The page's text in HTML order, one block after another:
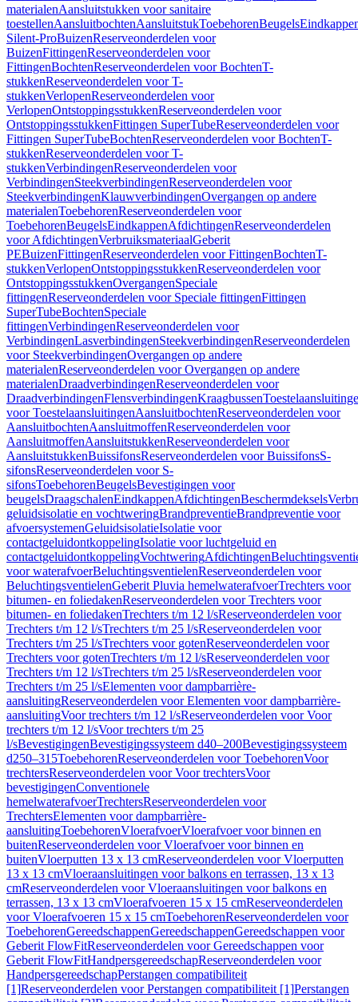
materialenAansluitstukken voor sanitaire
toestellenAansluitbochtenAansluitstukToebehorenBeugels
Silent-ProBuizenReserveonderdelen voor
BuizenFittingenReserveonderdelen voor
FittingenBochtenReserveonderdelen voor BochtenT-
stukkenReserveonderdelen voor T-
stukkenVerlopenReserveonderdelen voor
VerlopenOntstoppingsstukkenReserveonderdelen voor
OntstoppingsstukkenFittingen SuperTubeReserveonderdelen voor
Fittingen SuperTubeBochtenReserveonderdelen voor BochtenT-
stukkenReserveonderdelen voor T-
stukkenVerbindingenReserveonderdelen voor
VerbindingenSteekverbindingenReserveonderdelen voor
SteekverbindingenKlauwverbindingenOvergangen op andere
materialenToebehorenReserveonderdelen voor
ToebehorenBeugelsEindkappenAfdichtingenReserveonderdelen
voor AfdichtingenVerbruiksmateriaalGeberit
PEBuizenFittingenReserveonderdelen voor FittingenBochtenT-
stukkenVerlopenOntstoppingsstukkenReserveonderdelen voor
OntstoppingsstukkenOvergangenSpeciale
fittingenReserveonderdelen voor Speciale fittingenFittingen
SuperTubeBochtenSpeciale
fittingenVerbindingenReserveonderdelen voor
VerbindingenLasverbindingenSteekverbindingenReserveonderdelen
voor SteekverbindingenOvergangen op andere
materialenReserveonderdelen voor Overgangen op andere
materialenDraadverbindingenReserveonderdelen voor
DraadverbindingenFlensverbindingenKraagbussen
voor ToestelaansluitingenAansluitbochtenReserveonderdelen voor
AansluitbochtenAansluitmoffenReserveonderdelen voor
AansluitmoffenAansluitstukkenReserveonderdelen voor
AansluitstukkenBuissifonsReserveonderdelen voor BuissifonsS-
sifonsReserveonderdelen voor S-
sifonsToebehorenBeugelsBevestigingen voor
beugelsDraagschalenEindkappenAfdichtingenBeschermdeksels
geluidsisolatie en vochtweringBrandpreventieBrandpreventie voor
afvoersystemenGeluidsisolatieIsolatie voor
contactgeluidontkoppelingIsolatie voor luchtgeluid en
contactgeluidontkoppelingVochtweringAfdichtingen
voor waterafvoerBeluchtingsventielenReserveonderdelen voor
BeluchtingsventielenGeberit Pluvia hemelwaterafvoerTrechters voor
bitumen- en foliedakenReserveonderdelen voor Trechters voor
bitumen- en foliedakenTrechters t/m 12 l/sReserveonderdelen voor
Trechters t/m 12 l/sTrechters t/m 25 l/sReserveonderdelen voor
Trechters t/m 25 l/sTrechters voor gotenReserveonderdelen voor
Trechters voor gotenTrechters t/m 12 l/sReserveonderdelen voor
Trechters t/m 12 l/sTrechters t/m 25 l/sReserveonderdelen voor
Trechters t/m 25 l/sElementen voor dampbarrière-
aansluitingReserveonderdelen voor Elementen voor dampbarrière-
aansluitingVoor trechters t/m 12 l/sReserveonderdelen voor Voor
trechters t/m 12 l/sVoor trechters t/m 25
l/sBevestigingenBevestigingssysteem d40–200Bevestigingssysteem
d250–315ToebehorenReserveonderdelen voor ToebehorenVoor
trechtersReserveonderdelen voor Voor trechtersVoor
bevestigingenConventionele
hemelwaterafvoerTrechtersReserveonderdelen voor
TrechtersElementen voor dampbarrière-
aansluitingToebehorenVloerafvoerVloerafvoer voor binnen en
buitenReserveonderdelen voor Vloerafvoer voor binnen en
buitenVloerputten 13 x 13 cmReserveonderdelen voor Vloerputten
13 x 13 cmVloeraansluitingen voor balkons en terrassen, 13 x 13
cmReserveonderdelen voor Vloeraansluitingen voor balkons en
terrassen, 13 x 13 cmVloerafvoeren 15 x 15 cmReserveonderdelen
voor Vloerafvoeren 15 x 15 cmToebehorenReserveonderdelen voor
ToebehorenGereedschappenGereedschappenGereedschappen voor
Geberit FlowFitReserveonderdelen voor Gereedschappen voor
Geberit FlowFitHandpersgereedschapReserveonderdelen voor
HandpersgereedschapPerstangen compatibiliteit
[1]Reserveonderdelen voor Perstangen compatibiliteit [1]Perstangen